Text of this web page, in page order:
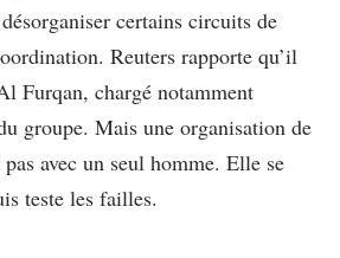
certains circuits de
Reuters rapporte qu’il
Furqan, chargé notamment
groupe. Mais une organisation de
avec un seul homme. Elle se
teste les failles.